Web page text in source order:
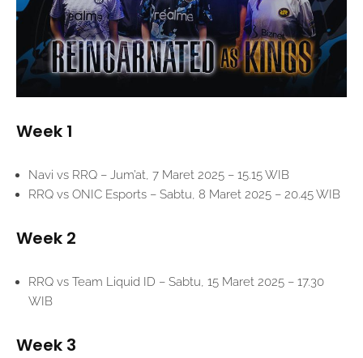
Week 1
Navi vs RRQ – Jum’at, 7 Maret 2025 – 15.15 WIB
RRQ vs ONIC Esports – Sabtu, 8 Maret 2025 – 20.45 WIB
Week 2
RRQ vs Team Liquid ID – Sabtu, 15 Maret 2025 – 17.30
WIB
Week 3